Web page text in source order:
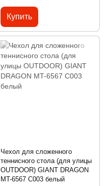
Купить
Чехол для сложенного
теннисного стола (для улицы
OUTDOOR) GIANT DRAGON
MT-6567 C003 белый